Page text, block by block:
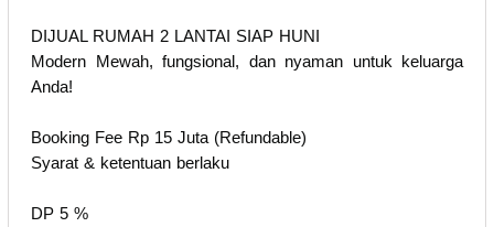
DIJUAL RUMAH 2 LANTAI SIAP HUNI
Modern Mewah, fungsional, dan nyaman untuk keluarga
Anda!
Booking Fee Rp 15 Juta (Refundable)
Syarat & ketentuan berlaku
DP 5 %